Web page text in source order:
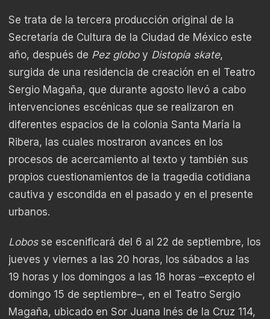
Se trata de la tercera producción original de la
Secretaría de Cultura de la Ciudad de México este
año, después de Pez globoy Distopía skate,
surgida de una residencia de creación en el Teatro
Sergio Magaña, que durante agosto llevó a cabo
intervenciones escénicas que se realizaron en
diferentes espacios de la colonia Santa María la
Ribera, las cuales mostraron avances en los
procesos de acercamiento al texto y también sus
propios cuestionamientos de la tragedia cotidiana
cautiva y escondida en el pasado y en el presente
urbanos.
Lobosse escenificará del 6 al 22 de septiembre, los
jueves y viernes a las 20 horas, los sábados a las
19 horas y los domingos a las 18 horas –excepto el
domingo 15 de septiembre–, en el Teatro Sergio
Magaña, ubicado en Sor Juana Inés de la Cruz 114,